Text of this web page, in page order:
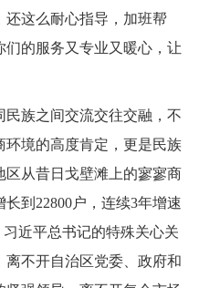
还这么耐心指导，加班帮
的服务又专业又暖心，让
族之间交流交往交融，不
环境的高度肯定，更是民族
区从昔日戈壁滩上的寥寥商
到22800户，连续3年增速
近平总书记的特殊关心关
不开自治区党委、政府和